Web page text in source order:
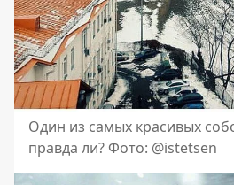
Один из самых красивых
правда ли? Фото: @istetsen